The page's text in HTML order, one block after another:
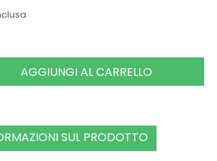
AGGIUNGI AL CARRELLO
SUL PRODOTTO